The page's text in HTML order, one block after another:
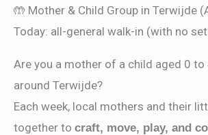
🤲 Mother & Child Group in Terwijde
Today: all-general walk-in (with no
Are you a mother of a child aged 0 to
around Terwijde?
Each week, local mothers and their
together to craft, move, play, and